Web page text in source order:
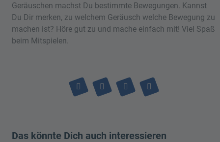
Geräuschen machst Du bestimmte Bewegungen. Kannst
Du Dir merken, zu welchem Geräusch welche Bewegung zu
machen ist? Höre gut zu und mache einfach mit! Viel Spaß
beim Mitspielen.
Das könnte Dich auch interessieren